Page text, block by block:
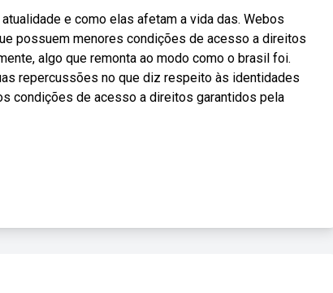
e como elas afetam a vida das. Webos
possuem menores condições de acesso a direitos
algo que remonta ao modo como o brasil foi.
repercussões no que diz respeito às identidades
condições de acesso a direitos garantidos pela